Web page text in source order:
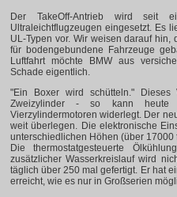
Der TakeOff-Antrieb wird seit
Ultraleichtflugzeugen eingesetzt. Es
UL-Typen vor. Wir weisen darauf
für bodengebundene Fahrzeuge
Luftfahrt möchte BMW aus
Schade eigentlich.
"Ein Boxer wird schütteln." Dieses
Zweizylinder - so kann heute
Vierzylindermotoren widerlegt. Der
weit überlegen. Die elektronische
unterschiedlichen Höhen (über
Die thermostatgesteuerte
zusätzlicher Wasserkreislauf wird
täglich über 250 mal gefertigt. Er hat
erreicht, wie es nur in Großserien